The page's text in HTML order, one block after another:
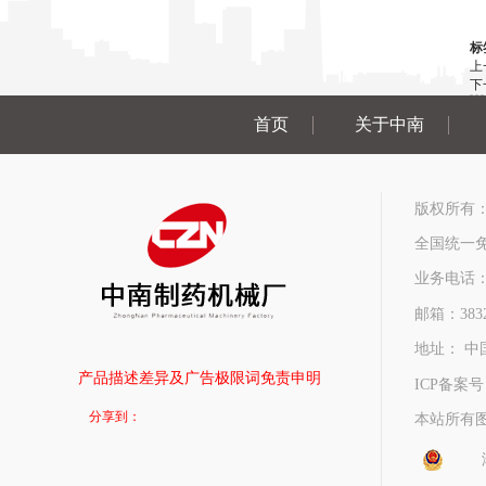
标
上
下
首页 关于中南
产品描述差异及广告极限词免责申明
分享到：
版权所有
全国统一
业务电话
邮箱：
地址： 中
ICP备案号
本站所有